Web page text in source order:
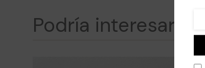
Podría interesarte